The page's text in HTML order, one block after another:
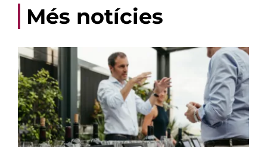
Més notícies